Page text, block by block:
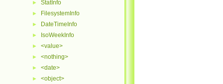
► StatInfo
► FilesystemInfo
► DateTimeInfo
► IsoWeekInfo
► <value>
► <nothing>
► <date>
► <object>